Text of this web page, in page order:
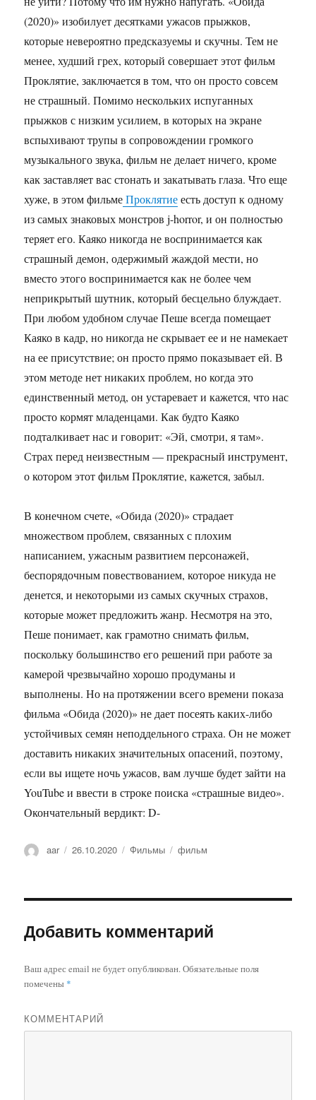
(2020)» изобилует десятками ужасов прыжков,
которые невероятно предсказуемы и скучны. Тем не
менее, худший грех, который совершает этот фильм
Проклятие, заключается в том, что он просто совсем
не страшный. Помимо нескольких испуганных
прыжков с низким усилием, в которых на экране
вспыхивают трупы в сопровождении громкого
музыкального звука, фильм не делает ничего, кроме
как заставляет вас стонать и закатывать глаза. Что еще
хуже, в этом фильме Проклятиеесть доступ к одному
из самых знаковых монстров j-horror, и он полностью
теряет его. Каяко никогда не воспринимается как
страшный демон, одержимый жаждой мести, но
вместо этого воспринимается как не более чем
неприкрытый шутник, который бесцельно блуждает.
При любом удобном случае Пеше всегда помещает
Каяко в кадр, но никогда не скрывает ее и не намекает
на ее присутствие; он просто прямо показывает ей. В
этом методе нет никаких проблем, но когда это
единственный метод, он устаревает и кажется, что нас
просто кормят младенцами. Как будто Каяко
подталкивает нас и говорит: «Эй, смотри, я там».
Страх перед неизвестным — прекрасный инструмент,
о котором этот фильм Проклятие, кажется, забыл.
В конечном счете, «Обида (2020)» страдает
множеством проблем, связанных с плохим
написанием, ужасным развитием персонажей,
беспорядочным повествованием, которое никуда не
денется, и некоторыми из самых скучных страхов,
которые может предложить жанр. Несмотря на это,
Пеше понимает, как грамотно снимать фильм,
поскольку большинство его решений при работе за
камерой чрезвычайно хорошо продуманы и
выполнены. Но на протяжении всего времени показа
фильма «Обида (2020)» не дает посеять каких-либо
устойчивых семян неподдельного страха. Он не может
доставить никаких значительных опасений, поэтому,
если вы ищете ночь ужасов, вам лучше будет зайти на
YouTube и ввести в строке поиска «страшные видео».
Окончательный вердикт: D-
Автор
aar Опубликовано
26.10.2020 Рубрики
Фильмы Метки
фильм
Добавить комментарий
Ваш адрес email не будет опубликован. Обязательные поля
помечены *
КОММЕНТАРИЙ